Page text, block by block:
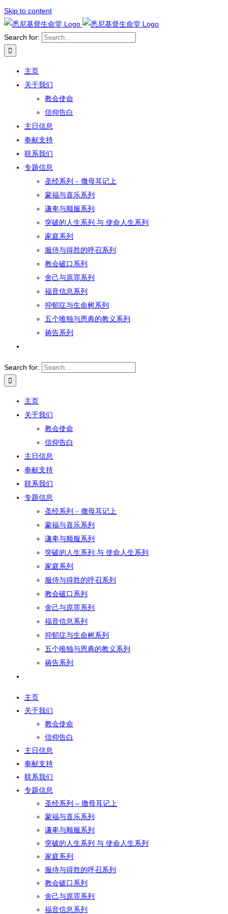
Skip to content
Search for:
主页
关于我们
教会使命
信仰告白
主日信息
奉献支持
联系我们
专题信息
圣经系列 – 撒母耳记上
蒙福与喜乐系列
谦卑与顺服系列
突破的人生系列 与 使命人生系列
家庭系列
服侍与得胜的呼召系列
教会破口系列
舍己与原罪系列
福音信息系列
抑郁症与生命树系列
五个唯独与恩典的教义系列
祷告系列
Search for:
主页
关于我们
教会使命
信仰告白
主日信息
奉献支持
联系我们
专题信息
圣经系列 – 撒母耳记上
蒙福与喜乐系列
谦卑与顺服系列
突破的人生系列 与 使命人生系列
家庭系列
服侍与得胜的呼召系列
教会破口系列
舍己与原罪系列
福音信息系列
抑郁症与生命树系列
五个唯独与恩典的教义系列
祷告系列
主页
关于我们
教会使命
信仰告白
主日信息
奉献支持
联系我们
专题信息
圣经系列 – 撒母耳记上
蒙福与喜乐系列
谦卑与顺服系列
突破的人生系列 与 使命人生系列
家庭系列
服侍与得胜的呼召系列
教会破口系列
舍己与原罪系列
福音信息系列